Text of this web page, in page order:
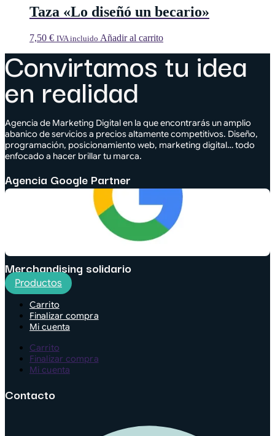
Taza «Lo diseñó un becario»
7,50 € IVA incluido Añadir al carrito
Convirtamos tu idea
en realidad
Agencia de Marketing Digital en la que encontrarás un amplio
abanico de servicios a precios altamente competitivos. Diseño,
programación, posicionamiento web, marketing digital… todo
enfocado a hacer brillar tu marca.
Agencia Google Partner
Merchandising solidario
Productos
Carrito
Finalizar compra
Mi cuenta
Carrito
Finalizar compra
Mi cuenta
Contacto